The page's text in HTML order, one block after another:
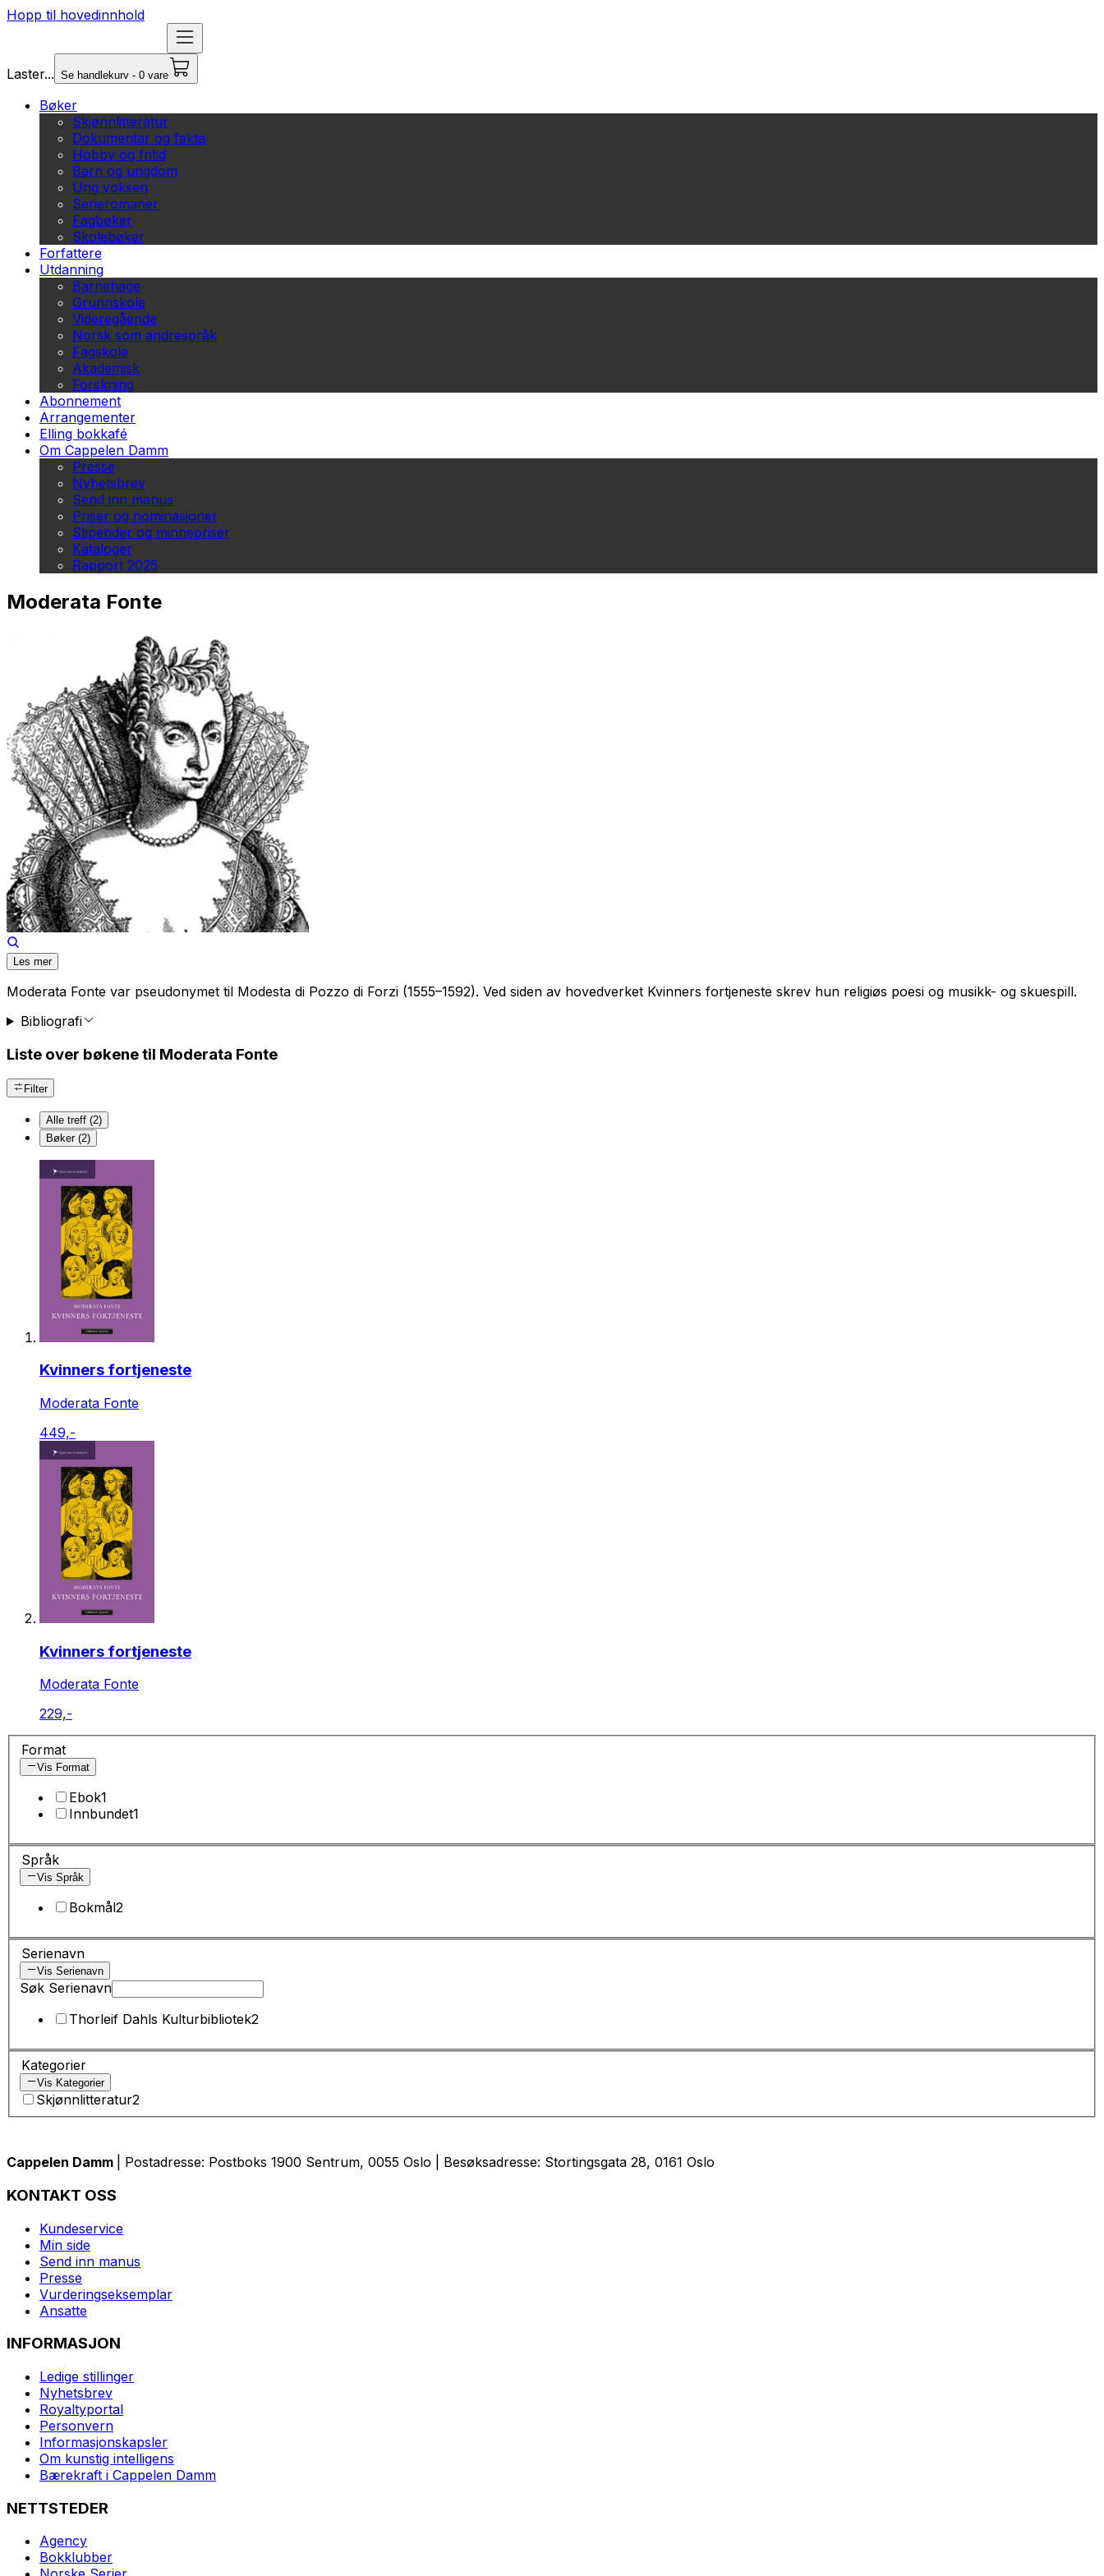
Hopp til hovedinnhold
Laster... Se handlekurv - 0 vare
Bøker
Skjønnlitteratur
Dokumentar og fakta
Hobby og fritid
Barn og ungdom
Ung voksen
Serieromaner
Fagbøker
Skolebøker
Forfattere
Utdanning
Barnehage
Grunnskole
Videregående
Norsk som andrespråk
Fagskole
Akademisk
Forskning
Abonnement
Arrangementer
Elling bokkafé
Om Cappelen Damm
Presse
Nyhetsbrev
Send inn manus
Priser og nominasjoner
Stipender og minnepriser
Kataloger
Rapport 2025
Moderata Fonte
Les mer
Moderata Fonte var pseudonymet til Modesta di Pozzo di Forzi (1555–1592). Ved siden av hovedverket Kvinners fortjeneste skrev hun religiøs poesi og musikk- og skuespill.
Bibliografi
Liste over bøkene til Moderata Fonte
Filter
Alle treff (2)
Bøker (2)
Kvinners fortjeneste
Moderata Fonte
449,-
Kvinners fortjeneste
Moderata Fonte
229,-
Format
Vis Format
Ebok1
Innbundet1
Språk
Vis Språk
Bokmål2
Serienavn
Vis Serienavn
Søk Serienavn
Thorleif Dahls Kulturbibliotek2
Kategorier
Vis Kategorier
Skjønnlitteratur2
Cappelen Damm | Postadresse: Postboks 1900 Sentrum, 0055 Oslo | Besøksadresse: Stortingsgata 28, 0161 Oslo
KONTAKT OSS
Kundeservice
Min side
Send inn manus
Presse
Vurderingseksemplar
Ansatte
INFORMASJON
Ledige stillinger
Nyhetsbrev
Royaltyportal
Personvern
Informasjonskapsler
Om kunstig intelligens
Bærekraft i Cappelen Damm
NETTSTEDER
Agency
Bokklubber